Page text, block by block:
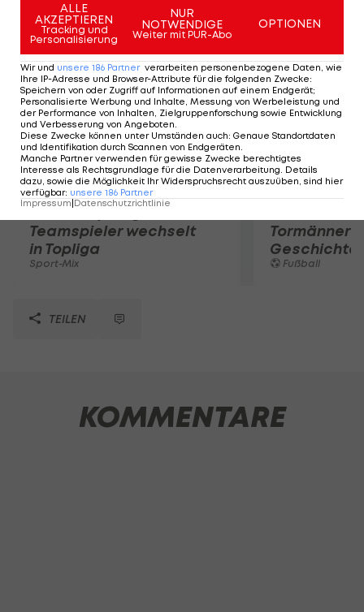
Mehr zum Thema
Karrieresprung! ÖVV-
Teamspieler wechselt
in Topliga
Sport-Mix
Tormänner
Geschichte
Fußball
TEILEN
KOMMENTARE
ALLE
AKZEPTIEREN
Tracking und
Personalisierung
NUR
NOTWENDIGE
Weiter mit PUR-Abo
OPTIONEN
Wir und unsere 186 Partner verarbeiten personenbezogene Daten, wie
Ihre IP-Adresse und Browser-Attribute für die folgenden Zwecke:
Speichern von oder Zugriff auf Informationen auf einem Endgerät;
Personalisierte Werbung und Inhalte, Messung von Werbeleistung und
der Performance von Inhalten, Zielgruppenforschung sowie Entwicklung
und Verbesserung von Angeboten.
Diese Zwecke können unter Umständen auch: Genaue Standortdaten
und Identifikation durch Scannen von Endgeräten.
Manche Partner verwenden für gewisse Zwecke berechtigtes
Interesse als Rechtsgrundlage für die Datenverarbeitung. Details
dazu, sowie die Möglichkeit Ihr Widerspruchsrecht auszuüben, sind hier
verfügbar: unsere 186 Partner
Impressum Datenschutzrichtlinie